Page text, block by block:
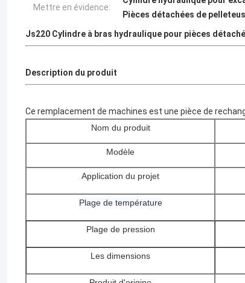
Mettre en évidence:
Pièces détachées de
Js220 Cylindre à bras hydraulique pour pièces
Description du produit
Ce remplacement de machines est une pièce de
Nom du produit
Modèle
Application du projet
Plage de température
Plage de pression
Les dimensions